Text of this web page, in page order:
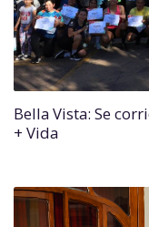
Bella Vista: Se
+ Vida